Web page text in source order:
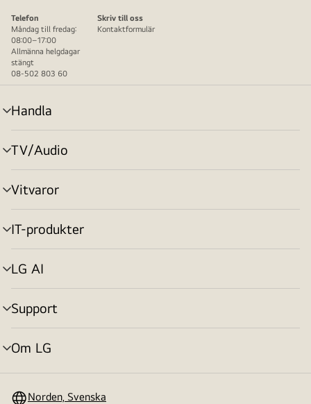
Telefon
Måndag till fredag:
08:00–17:00
Allmänna helgdagar
stängt
08-502 803 60
Skriv till oss
Kontaktformulär
Handla
menyväxling
TV/Audio
menyväxling
Vitvaror
menyväxling
IT-produkter
menyväxling
LG AI
menyväxling
Support
menyväxling
Om LG
menyväxling
Norden, Svenska